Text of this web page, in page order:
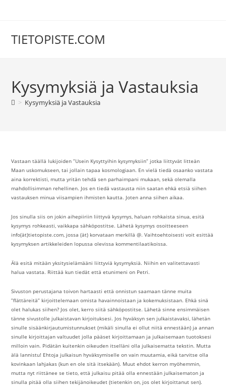
TIETOPISTE.COM
Kysymyksiä ja Vastauksia
> Kysymyksiä ja Vastauksia
Vastaan täällä lukijoiden ”Usein Kysyttyihin kysymyksiin” jotka liittyvät litteän
Maan uskomukseen, tai jollain tapaa kosmologiaan. En vielä tiedä osaanko vastata
aina korrektisti, mutta yritän tehdä sen parhaimpani mukaan, sekä olemalla
mahdollisimman rehellinen. Jos en tiedä vastausta niin saatan ehkä etsiä siihen
vastauksen minua viisampien ihmisten kautta. Joten anna siihen aikaa.
Jos sinulla siis on jokin aihepiiriin liittyvä kysymys, haluan rohkaista sinua, esitä
kysymys rohkeasti, vaikkapa sähköpostitse. Lähetä kysymys osoitteeseen
info(ät)tietopiste.com, jossa (ät) korvataan merkillä @. Vaihtoehtoisesti voit esittää
kysymyksen artikkeleiden lopussa olevissa kommentilaatikoissa.
Älä esitä mitään yksitysielämääni liittyviä kysymyksiä. Niihin en valitettavasti
halua vastata. Riittää kun tiedät että etunimeni on Petri.
Sivuston perustajana toivon hartaasti että onnistun saamaan tänne muita
”flättäreitä” kirjoittelemaan omista havainnoistaan ja kokemuksistaan. Ehkä sinä
olet halukas siihen? Jos olet, kerro siitä sähköpostitse. Lähetä sinne ensimmäisen
tänne sivustolle julkaistavan kirjoituksesi. Jos hyväksyn sen julkaistavaksi, lähetän
sinulle sisäänkirjautumistunnukset (mikäli sinulla ei ollut niitä ennestään) ja annan
sinulle kirjoittajan valtuudet jolla pääset kirjoittamaan ja julkaisemaan tuotoksesi
milloin vain. Pidätän kuitenkin oikeuden itselläni olla julkaisematta tekstin. Mutta
älä lannistu! Ehtoja julkaisun hyväksymiselle on vain muutamia, eikä tarvitse olla
kovinkaan lahjakas (kun en ole sitä itsekään). Muut ehdot kerron myöhemmin,
mutta nyt riittänee se tieto, että julkaisu pitää olla ennestään julkaisematon ja
sinulla pitää olla siihen tekijänoikeudet (tietenkin on, jos olet kirjoittanut sen).